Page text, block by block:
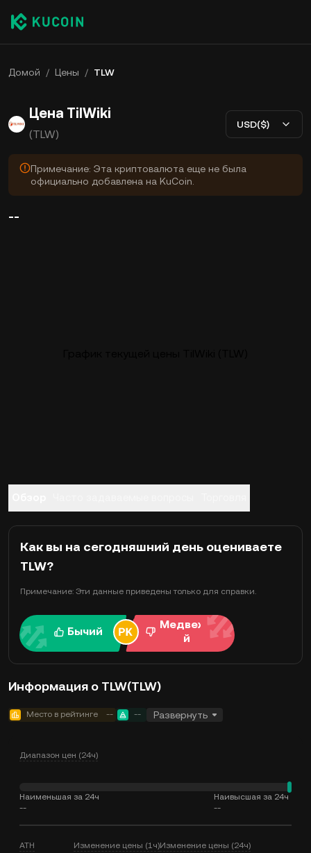
Домой / Цены / TLW
Цена TilWiki
(TLW)
USD($)
Примечание: Эта криптовалюта еще не была
официально добавлена на KuCoin.
--
Как вы на сегодняшний день оцениваете
TLW?
Примечание: Эти данные приведены только для справки.
Бычий
Медвежи
й
Информация о TLW(TLW)
Место в рейтинге -- -- Развернуть
Диапазон цен (24ч)
Наименьшая за 24ч
--
Наивысшая за 24ч
--
ATH Изменение цены (1ч)Изменение цены (24ч)